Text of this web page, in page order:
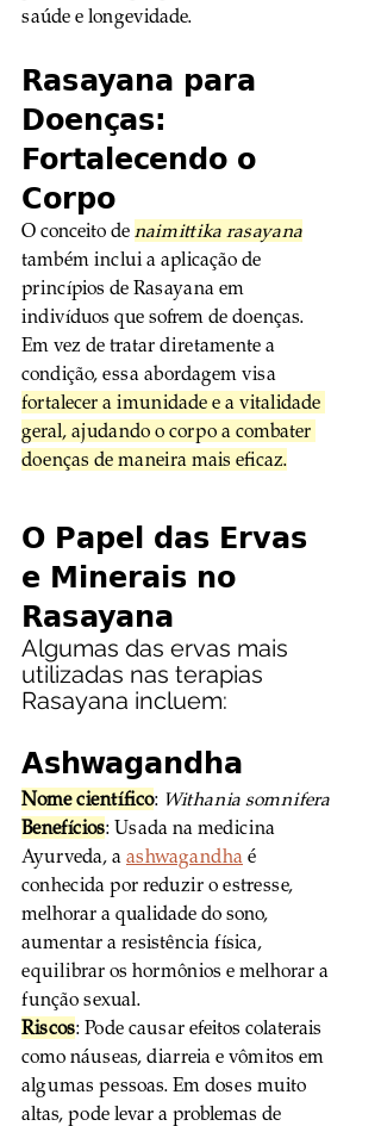
saúde e longevidade.
Rasayana para
Doenças:
Fortalecendo o
Corpo
O conceito de naimittika rasayana
também inclui a aplicação de
princípios de Rasayana em
indivíduos que sofrem de doenças.
Em vez de tratar diretamente a
condição, essa abordagem visa
fortalecer a imunidade e a vitalidade
geral, ajudando o corpo a combater
doenças de maneira mais eficaz.
O Papel das Ervas
e Minerais no
Rasayana
Algumas das ervas mais
utilizadas nas terapias
Rasayana incluem:
Ashwagandha
Nome científico: Withania somnifera
Benefícios: Usada na medicina
Ayurveda, a ashwagandha é
conhecida por reduzir o estresse,
melhorar a qualidade do sono,
aumentar a resistência física,
equilibrar os hormônios e melhorar a
função sexual.
Riscos: Pode causar efeitos colaterais
como náuseas, diarreia e vômitos em
algumas pessoas. Em doses muito
altas, pode levar a problemas de